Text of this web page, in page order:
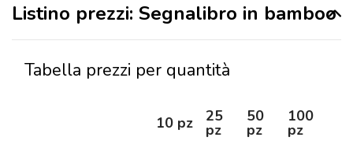
Listino prezzi: Segnalibro in bamboo
Tabella prezzi per quantità
10 pz 25
pz
50
pz
100
pz